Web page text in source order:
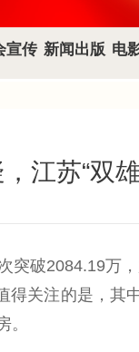
宣传 新闻出版 电
江苏“双
破2084.19万，
关注的是，其